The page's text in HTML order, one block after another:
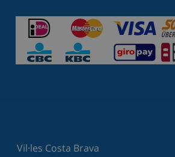
Vil·les Costa Brava